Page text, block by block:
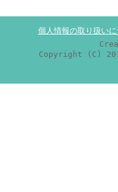
個人情報の取り扱い
Copyright (C)